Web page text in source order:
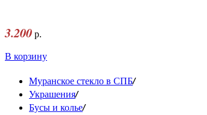
3.200 р.
В корзину
Муранское стекло в СПБ/
Украшения/
Бусы и колье/